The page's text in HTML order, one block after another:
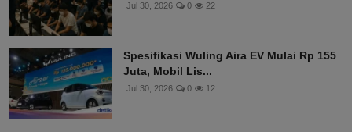
Jul 30, 2026 0 22
Spesifikasi Wuling Aira EV Mulai Rp 155
Juta, Mobil Lis...
Jul 30, 2026 0 12